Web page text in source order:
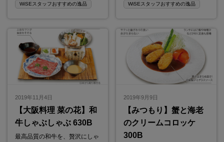
WiSEスタッフおすすめの逸品 WiSEスタッフおすすめの逸品
2019年11月4日
【大阪料理 菜の花】和
牛しゃぶしゃぶ 630B
最高品質の和牛を、贅沢にしゃ
2019年9月9日
【みつもり】蟹と海老
のクリームコロッケ
300B